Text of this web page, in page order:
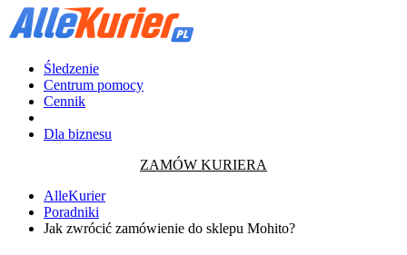
Śledzenie
Centrum pomocy
Cennik
Dla biznesu
ZAMÓW KURIERA
AlleKurier
Poradniki
Jak zwrócić zamówienie do sklepu Mohito?